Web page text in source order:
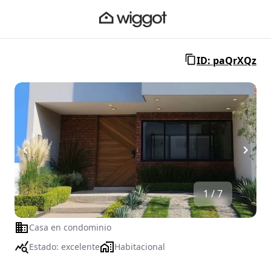
ID: paQrXQz
1 / 7
Casa en condominio
Estado: excelente Habitacional